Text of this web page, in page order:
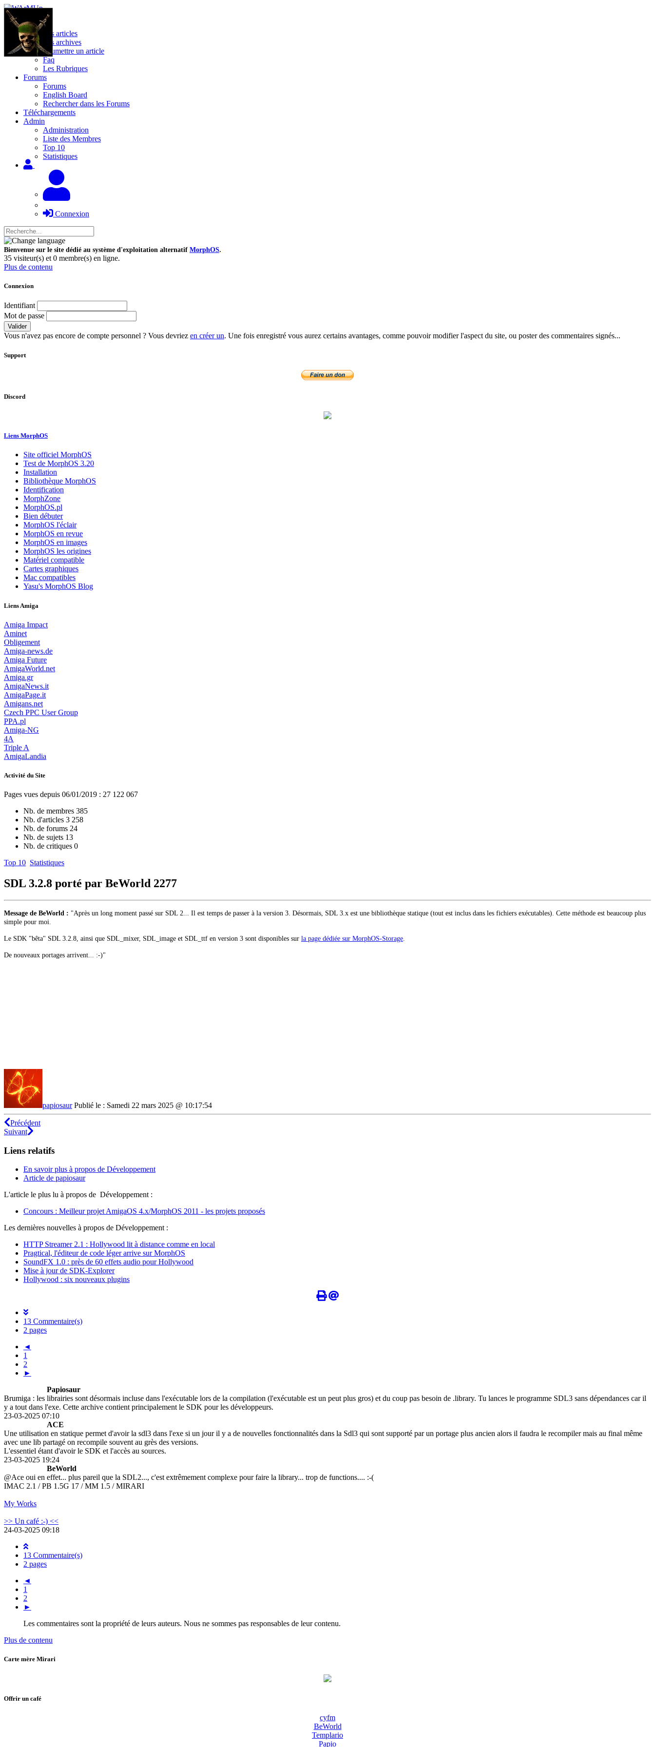
Site
Les articles
Les archives
Soumettre un article
Faq
Les Rubriques
Forums
Forums
English Board
Rechercher dans les Forums
Téléchargements
Admin
Administration
Liste des Membres
Top 10
Statistiques
Connexion
Bienvenue sur le site dédié au système d'exploitation alternatif MorphOS.
35 visiteur(s) et 0 membre(s) en ligne.
Plus de contenu
Connexion
Identifiant
Mot de passe
Valider
Vous n'avez pas encore de compte personnel ? Vous devriez en créer un. Une fois enregistré vous aurez certains avantages, comme pouvoir modifier l'aspect du site, ou poster des commentaires signés...
Support
Discord
Liens MorphOS
Site officiel MorphOS
Test de MorphOS 3.20
Installation
Bibliothèque MorphOS
Identification
MorphZone
MorphOS.pl
Bien débuter
MorphOS l'éclair
MorphOS en revue
MorphOS en images
MorphOS les origines
Matériel compatible
Cartes graphiques
Mac compatibles
Yasu's MorphOS Blog
Liens Amiga
Amiga Impact
Aminet
Obligement
Amiga-news.de
Amiga Future
AmigaWorld.net
Amiga.gr
AmigaNews.it
AmigaPage.it
Amigans.net
Czech PPC User Group
PPA.pl
Amiga-NG
4A
Triple A
AmigaLandia
Activité du Site
Pages vues depuis 06/01/2019 : 27 122 067
Nb. de membres 385
Nb. d'articles 3 258
Nb. de forums 24
Nb. de sujets 13
Nb. de critiques 0
Top 10 Statistiques
SDL 3.2.8 porté par BeWorld 2277
Message de BeWorld : "Après un long moment passé sur SDL 2... Il est temps de passer à la version 3. Désormais, SDL 3.x est une bibliothèque statique (tout est inclus dans les fichiers exécutables). Cette méthode est beaucoup plus
simple pour moi.
Le SDK "bêta" SDL 3.2.8, ainsi que SDL_mixer, SDL_image et SDL_ttf en version 3 sont disponibles sur la page dédiée sur MorphOS-Storage
De nouveaux portages arrivent... :-)"
papiosaurPublié le : Samedi 22 mars 2025 @ 10:17:54
Précédent
Suivant
Liens relatifs
En savoir plus à propos de Développement
Article de papiosaur
L'article le plus lu à propos de Développement :
Concours : Meilleur projet AmigaOS 4.x/MorphOS 2011 - les projets proposés
Les dernières nouvelles à propos de Développement :
HTTP Streamer 2.1 : Hollywood lit à distance comme en local
Pragtical, l'éditeur de code léger arrive sur MorphOS
SoundFX 1.0 : près de 60 effets audio pour Hollywood
Mise à jour de SDK-Explorer
Hollywood : six nouveaux plugins
13 Commentaire(s)
2 pages
◄
1
2
►
Papiosaur
Brumiga : les librairies sont désormais incluse dans l'exécutable lors de la compilation (l'exécutable est un peut plus gros) et du coup pas besoin de .library. Tu lances le programme SDL3 sans dépendances car il
y a tout dans l'exe. Cette archive contient principalement le SDK pour les développeurs.
23-03-2025 07:10
ACE
Une utilisation en statique permet d'avoir la sdl3 dans l'exe si un jour il y a de nouvelles fonctionnalités dans la Sdl3 qui sont supporté par un portage plus ancien alors il faudra le recompiler mais au final même
avec une lib partagé on recompile souvent au grès des versions.
L'essentiel étant d'avoir le SDK et l'accès au sources.
23-03-2025 19:24
BeWorld
@Ace oui en effet... plus pareil que la SDL2..., c'est extrêmement complexe pour faire la library... trop de functions.... :-(
IMAC 2.1 / PB 1.5G 17 / MM 1.5 / MIRARI
My Works
>> Un café :-) <<
24-03-2025 09:18
13 Commentaire(s)
2 pages
◄
1
2
►
Les commentaires sont la propriété de leurs auteurs. Nous ne sommes pas responsables de leur contenu.
Plus de contenu
Carte mère Mirari
Offrir un café
cyfm
BeWorld
Templario
Papio